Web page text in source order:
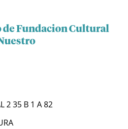
de Fundacion Cultural
2 35 B 1 A 82